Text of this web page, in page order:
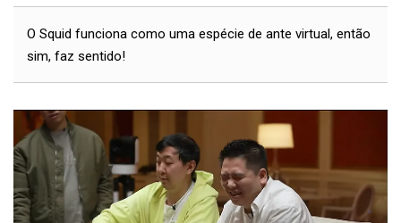
O Squid funciona como uma espécie de ante virtual, então
sim, faz sentido!